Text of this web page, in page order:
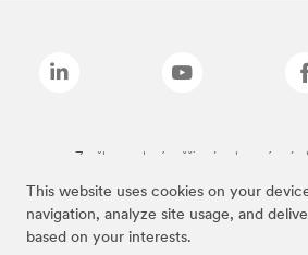
This website uses cookies on your
navigation, analyze site usage, and
based on your interests.
Značky uvedené vyššie sú ochranné